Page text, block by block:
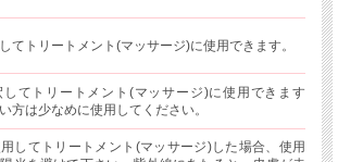
てトリートメント(マッサージ)に使用できます。
してトリートメント(マッサージ)に使用できます
方は少なめに使用してください。
してトリートメント(マッサージ)した場合、使用